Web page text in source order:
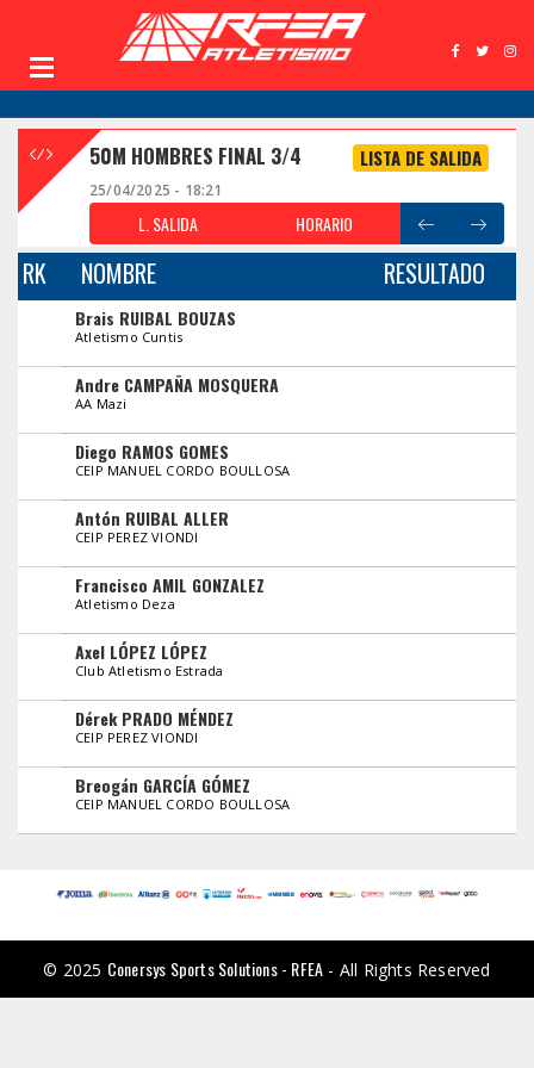
50M HOMBRES FINAL 3/4 LISTA DE SALIDA
25/04/2025 - 18:21
L. SALIDA HORARIO
RK NOMBRE RESULTADO
Brais RUIBAL BOUZAS
Atletismo Cuntis
Andre CAMPAÑA MOSQUERA
AA Mazi
Diego RAMOS GOMES
CEIP MANUEL CORDO BOULLOSA
Antón RUIBAL ALLER
CEIP PEREZ VIONDI
Francisco AMIL GONZALEZ
Atletismo Deza
Axel LÓPEZ LÓPEZ
Club Atletismo Estrada
Dérek PRADO MÉNDEZ
CEIP PEREZ VIONDI
Breogán GARCÍA GÓMEZ
CEIP MANUEL CORDO BOULLOSA
© 2025 Conersys Sports Solutions - RFEA - All Rights Reserved